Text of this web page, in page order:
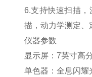
6.支持快速扫描
描，动力学测定、
仪器参数
显示屏：7英寸高
单色器：全息闪耀